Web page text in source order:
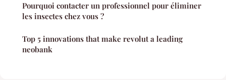
Pourquoi contacter un professionnel pour éliminer
les insectes chez vous ?
Top 5 innovations that make revolut a leading
neobank